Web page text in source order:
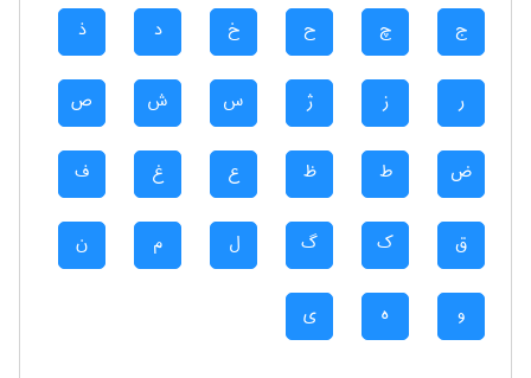
ج چ ح خ د ذ
ر ز ژ س ش ص
ض ط ظ ع غ ف
ق ک گ ل م ن
و ه ی